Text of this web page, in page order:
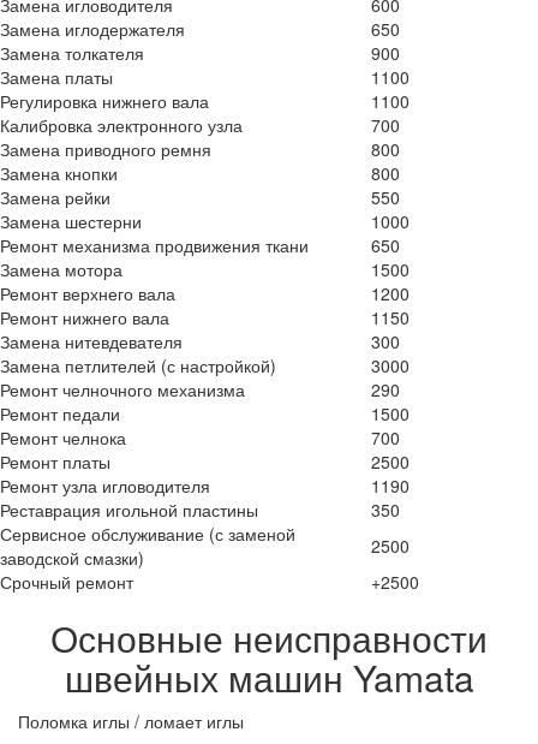
Замена игловодителя
600
Замена иглодержателя
650
Замена толкателя
900
Замена платы
1100
Регулировка нижнего вала
1100
Калибровка электронного узла
700
Замена приводного ремня
800
Замена кнопки
800
Замена рейки
550
Замена шестерни
1000
Ремонт механизма продвижения ткани
650
Замена мотора
1500
Ремонт верхнего вала
1200
Ремонт нижнего вала
1150
Замена нитевдевателя
300
Замена петлителей (с настройкой)
3000
Ремонт челночного механизма
290
Ремонт педали
1500
Ремонт челнока
700
Ремонт платы
2500
Ремонт узла игловодителя
1190
Реставрация игольной пластины
350
Сервисное обслуживание (с заменой
заводской смазки)
2500
Срочный ремонт
+2500
Основные неисправности
швейных машин Yamata
Поломка иглы / ломает иглы